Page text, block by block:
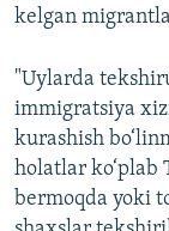
kelgan
"Uylarda
immigratsiya
kurashish
holatlar
bermoqda yoki